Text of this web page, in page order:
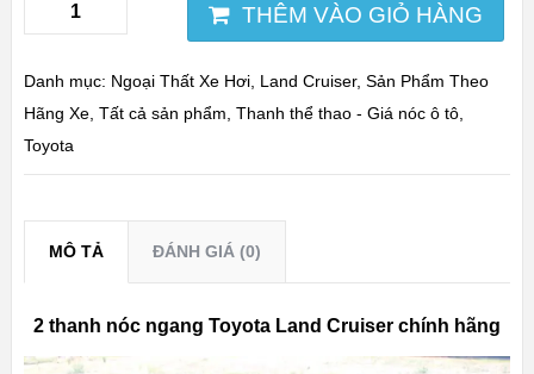
THÊM VÀO GIỎ HÀNG
Danh mục: Ngoại Thất Xe Hơi, Land Cruiser, Sản Phẩm Theo
Hãng Xe, Tất cả sản phẩm Thanh thể thao - Giá nóc ô tô,
Toyota
MÔ TẢ ĐÁNH GIÁ (0)
2 thanh nóc ngang Toyota Land Cruiser chính hãng